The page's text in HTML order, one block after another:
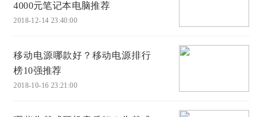
4000元笔记本电脑推荐
2018-12-14 23:40:00
移动电源哪款好？移动电源排行
榜10强推荐
2018-10-16 23:21:00